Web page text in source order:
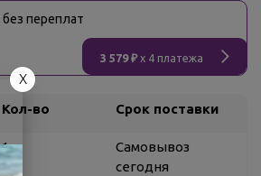
без переплат
3 579 ₽x 4 платежа
Кол-во Срок поставки
1
Самовывоз
сегодня
X